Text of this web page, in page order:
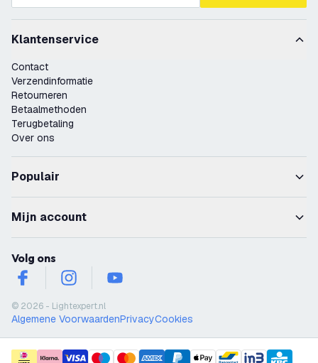
Klantenservice
Contact
Verzendinformatie
Retourneren
Betaalmethoden
Terugbetaling
Over ons
Populair
Mijn account
Volg ons
facebookinstagramyoutube
© 2026 - Lightexpert.nl
Algemene VoorwaardenPrivacyCookies